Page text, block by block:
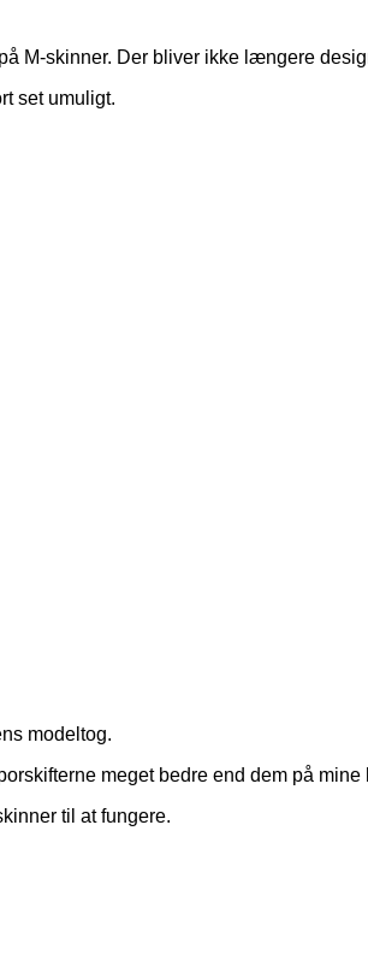
M-skinner. Der bliver ikke længere
set umuligt.
modeltog.
meget bedre end dem på mine
til at fungere.